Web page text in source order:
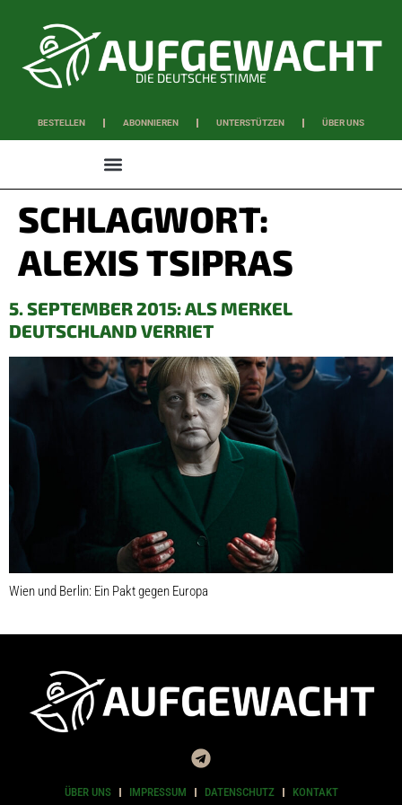
DIE DEUTSCHE STIMME
BESTELLEN ABONNIEREN UNTERSTÜTZEN ÜBER UNS
SCHLAGWORT:
ALEXIS TSIPRAS
5. SEPTEMBER 2015: ALS MERKEL
DEUTSCHLAND VERRIET
Wien und Berlin: Ein Pakt gegen Europa
ÜBER UNS IMPRESSUM DATENSCHUTZ KONTAKT